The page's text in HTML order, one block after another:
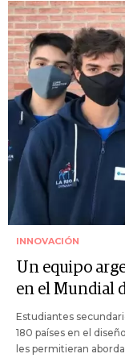
INNOVACIÓN
Un equipo
en el Mundial
Estudiantes
180 países en el
les permitieran